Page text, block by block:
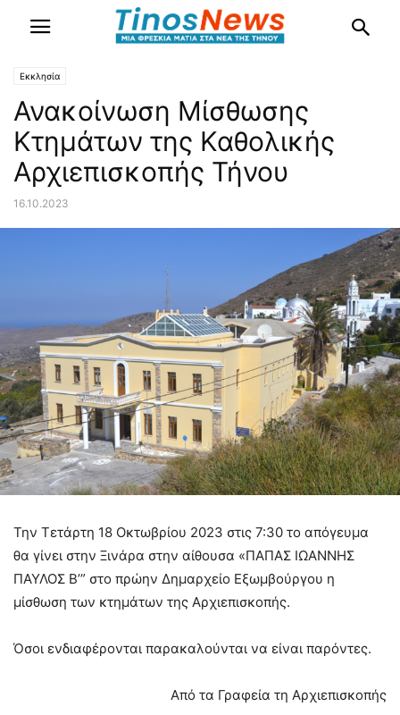
Εκκλησία
Ανακοίνωση Μίσθωσης
Κτημάτων της Καθολικής
Αρχιεπισκοπής Τήνου
16.10.2023
Την Τετάρτη 18 Οκτωβρίου 2023 στις 7:30 το απόγευμα
θα γίνει στην Ξινάρα στην αίθουσα «ΠΑΠΑΣ ΙΩΑΝΝΗΣ
ΠΑΥΛΟΣ Β’” στο πρώην Δημαρχείο Εξωμβούργου η
μίσθωση των κτημάτων της Αρχιεπισκοπής.
Όσοι ενδιαφέρονται παρακαλούνται να είναι παρόντες.
Από τα Γραφεία τη Αρχιεπισκοπής